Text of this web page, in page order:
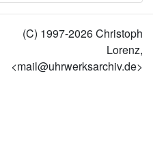
(C) 1997-2026 Christoph
Lorenz,
<mail@uhrwerksarchiv.de>